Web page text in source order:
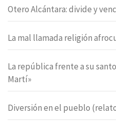
Otero Alcántara: divide y
La mal llamada religión
La república frente a su
Martí»
Diversión en el pueblo